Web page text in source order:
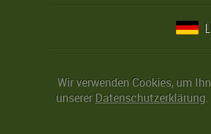
Wir verwenden Cookies, um
unserer Datenschutzerklärung.